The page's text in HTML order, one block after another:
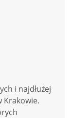
i najdłużej
Krakowie.